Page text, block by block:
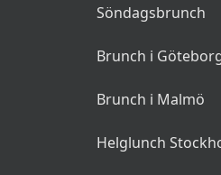
Mulligans gravade lax
Kallrökt lax med
Varmrökt lax med
Rökt makrillfilé
Söndagsbrunch
Brunch i
Brunch i Malmö
Helglunch